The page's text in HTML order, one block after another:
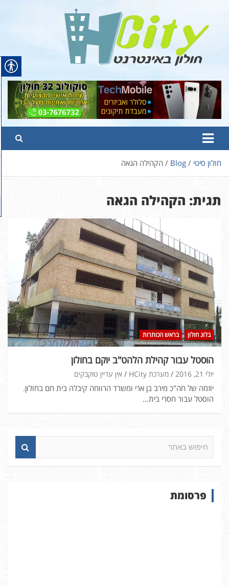
content
Hcity – חולון באינטרנט
פורטל החדשות והמידע של חולון
חולון סיטי Blog הקהילה הגאה
תגית: הקהילה הגאה
בלוג חולון בראש הכותרות
הוסטל עבור קהילת הלהט"ב יוקם בחולון
יולי 21, 2016 מערכת HCity אין עדיין טוקבקים
יוזמה של חה"כ מירב בן ארי ומשרד הרווחה קיבלה בית חם בחולון.
הוסטל עבור חסרי בית…
א
פרסומת